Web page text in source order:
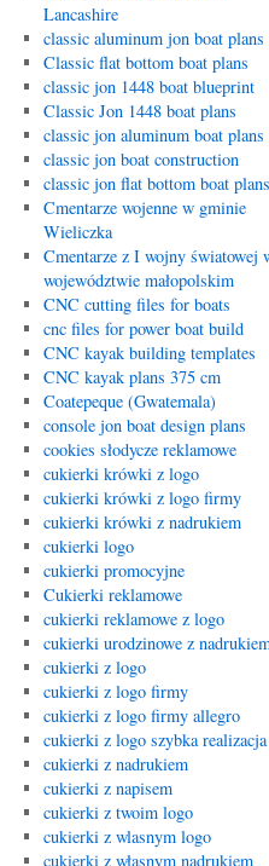
Lancashire
classic aluminum jon boat plans
Classic flat bottom boat plans
classic jon 1448 boat blueprint
Classic Jon 1448 boat plans
classic jon aluminum boat plans
classic jon boat construction
classic jon flat bottom boat plans
Cmentarze wojenne w gminie
Wieliczka
Cmentarze z I wojny światowej
województwie małopolskim
CNC cutting files for boats
cnc files for power boat build
CNC kayak building templates
CNC kayak plans 375 cm
Coatepeque (Gwatemala)
console jon boat design plans
cookies słodycze reklamowe
cukierki krówki z logo
cukierki krówki z logo firmy
cukierki krówki z nadrukiem
cukierki logo
cukierki promocyjne
Cukierki reklamowe
cukierki reklamowe z logo
cukierki urodzinowe z
cukierki z logo
cukierki z logo firmy
cukierki z logo firmy allegro
cukierki z logo szybka realizacja
cukierki z nadrukiem
cukierki z napisem
cukierki z twoim logo
cukierki z wlasnym logo
cukierki z własnym nadrukiem